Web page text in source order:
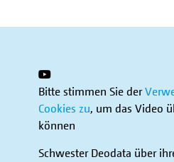
Bitte stimmen Sie der
Cookies zu, um das Video
können
Schwester Deodata über